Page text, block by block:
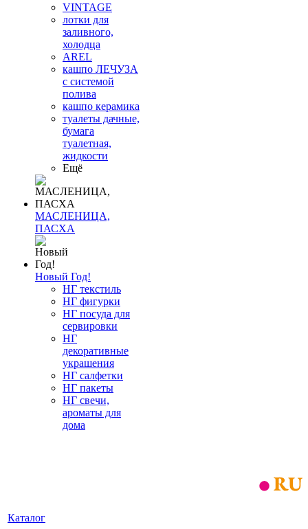
VINTAGE
лотки для
заливного,
холодца
AREL
кашпо ЛЕЧУЗА
с системой
полива
кашпо керамика
туалеты дачные,
бумага
туалетная,
жидкости
Ещё
МАСЛЕНИЦА,
ПАСХА
Новый Год!
НГ текстиль
НГ фигурки
НГ посуда для
сервировки
НГ
декоративные
украшения
НГ салфетки
НГ пакеты
НГ свечи,
ароматы для
дома
Каталог